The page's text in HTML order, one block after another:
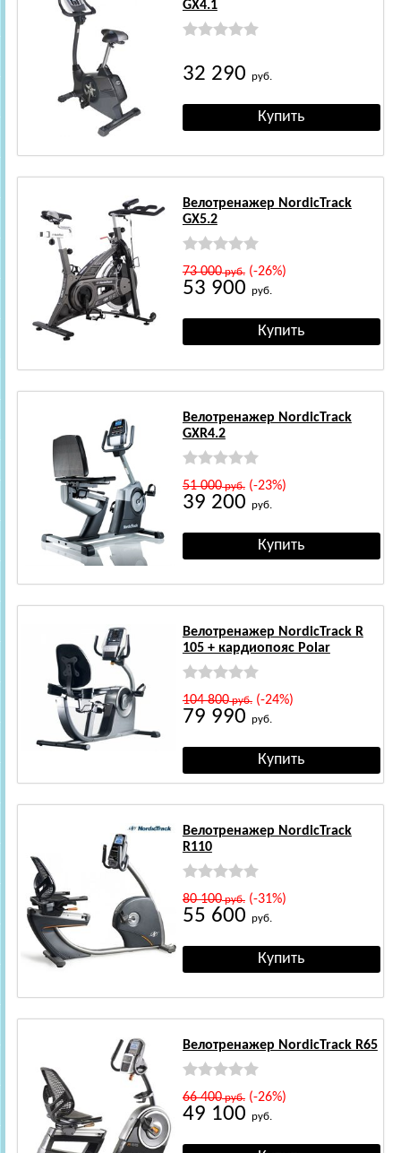
GX4.1
32 290 руб.
Велотренажер NordicTrack
GX5.2
73 000руб.(-26%)
53 900 руб.
Велотренажер NordicTrack
GXR4.2
51 000руб.(-23%)
39 200 руб.
Велотренажер NordicTrack R
105 + кардиопояс Polar
104 800руб.(-24%)
79 990 руб.
Велотренажер NordicTrack
R110
80 100руб.(-31%)
55 600 руб.
Велотренажер NordicTrack R65
66 400руб.(-26%)
49 100 руб.